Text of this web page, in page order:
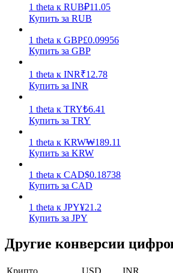
Заработок
Силовая свинья
Получайте конкурентные награды
1 theta к RUB₽11.05
Купить за RUB
1 theta к GBP£0.09956
Купить за GBP
1 theta к INR₹12.78
Купить за INR
1 theta к TRY₺6.41
Купить за TRY
1 theta к KRW₩189.11
Купить за KRW
1 theta к CAD$0.18738
Купить за CAD
1 theta к JPY¥21.2
Купить за JPY
Другие конверсии
Крипто USD INR